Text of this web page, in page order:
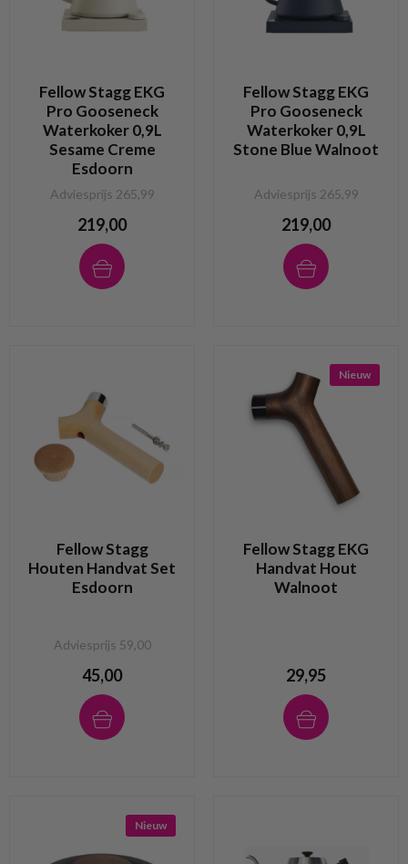
Fellow Stagg EKG
Pro Gooseneck
Waterkoker 0,9L
Sesame Creme
Esdoorn
Adviesprijs 265,99
219,00
Fellow Stagg EKG
Pro Gooseneck
Waterkoker 0,9L
Stone Blue Walnoot
Adviesprijs 265,99
219,00
Fellow Stagg
Houten Handvat Set
Esdoorn
Adviesprijs 59,00
45,00
Nieuw
Fellow Stagg EKG
Handvat Hout
Walnoot
29,95
Nieuw